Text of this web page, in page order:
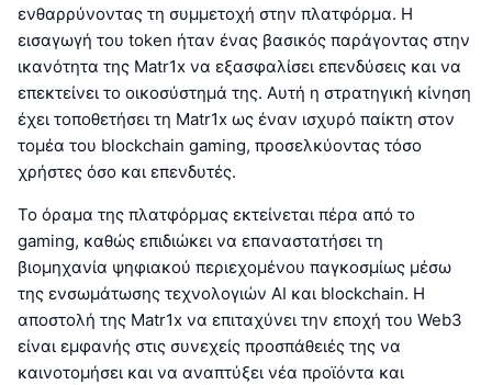
ενθαρρύνοντας τη συμμετοχή στην πλατφόρμα. Η
εισαγωγή του token ήταν ένας βασικός παράγοντας στην
ικανότητα της Matr1x να εξασφαλίσει επενδύσεις και να
επεκτείνει το οικοσύστημά της. Αυτή η στρατηγική κίνηση
έχει τοποθετήσει τη Matr1x ως έναν ισχυρό παίκτη στον
τομέα του blockchain gaming, προσελκύοντας τόσο
χρήστες όσο και επενδυτές.
Το όραμα της πλατφόρμας εκτείνεται πέρα από το
gaming, καθώς επιδιώκει να επαναστατήσει τη
βιομηχανία ψηφιακού περιεχομένου παγκοσμίως μέσω
της ενσωμάτωσης τεχνολογιών AI και blockchain. Η
αποστολή της Matr1x να επιταχύνει την εποχή του Web3
είναι εμφανής στις συνεχείς προσπάθειές της να
καινοτομήσει και να αναπτύξει νέα προϊόντα και